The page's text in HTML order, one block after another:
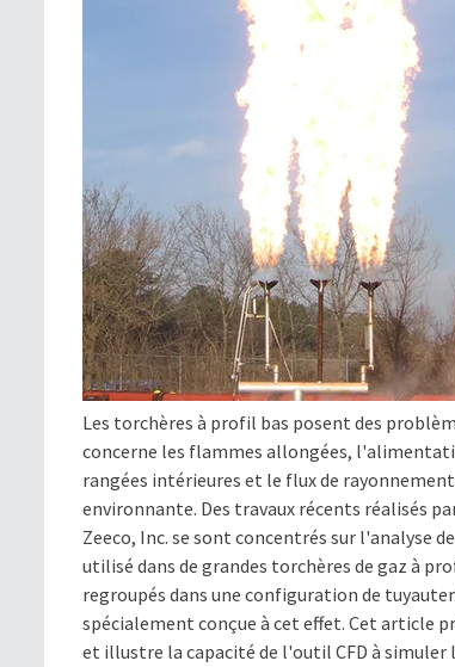
Les torchères à profil bas posent des
concerne les flammes allongées,
rangées intérieures et le flux de
environnante. Des travaux récents réalisés
Zeeco, Inc. se sont concentrés sur l'analyse
utilisé dans de grandes torchères de gaz à
regroupés dans une configuration de
spécialement conçue à cet effet. Cet article
et illustre la capacité de l'outil CFD à